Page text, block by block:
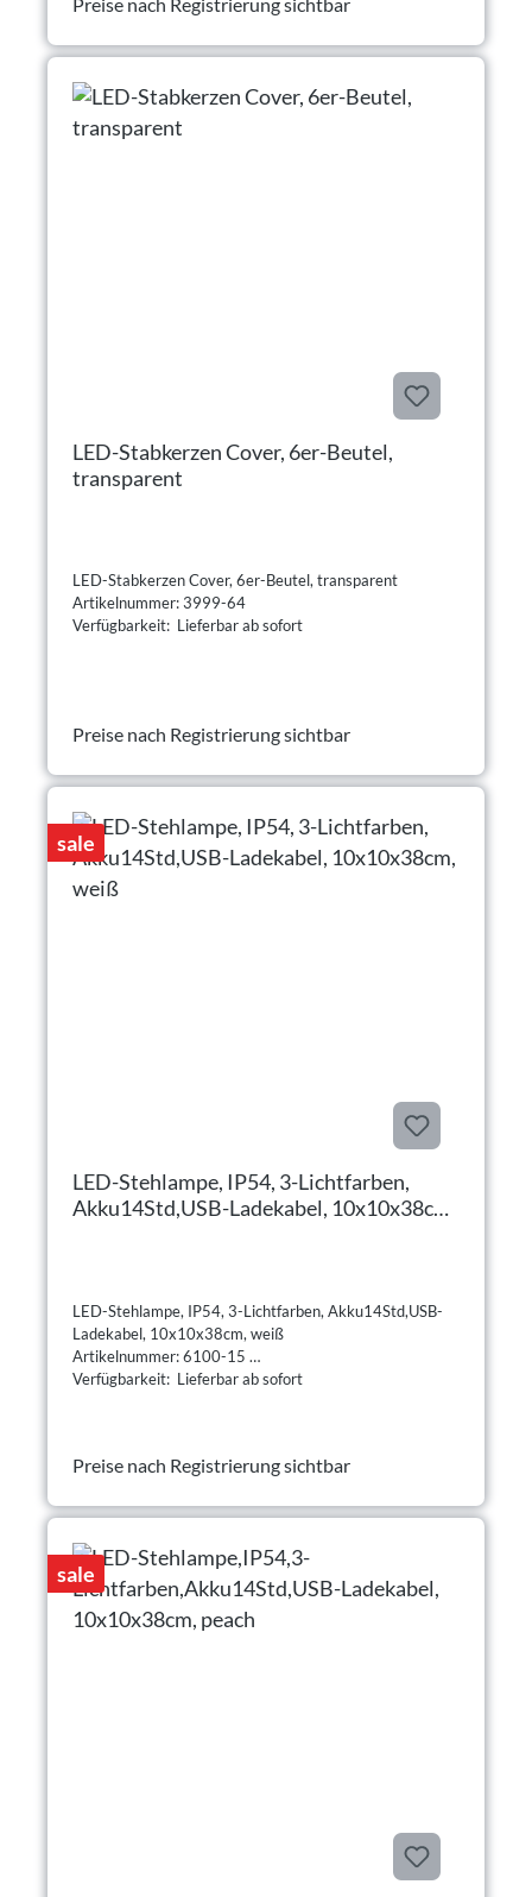
LED-Stabkerzen Cover, 6er-Beutel,
transparent
LED-Stabkerzen Cover, 6er-Beutel, transparent
Artikelnummer: 3999-64
Verfügbarkeit: Lieferbar ab sofort
Preise nach Registrierung sichtbar
sale
LED-Stehlampe, IP54, 3-Lichtfarben,
Akku14Std,USB-Ladekabel, 10x10x38cm,
LED-Stehlampe, IP54, 3-Lichtfarben, Akku14Std,USB-
Ladekabel, 10x10x38cm, weiß
Artikelnummer: 6100-15
Verfügbarkeit: Lieferbar ab sofort
Preise nach Registrierung sichtbar
sale